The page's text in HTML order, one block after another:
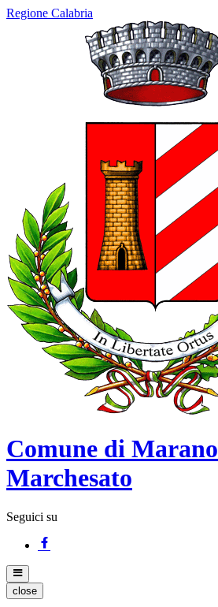
Regione Calabria
Comune di Marano
Marchesato
Seguici su
close